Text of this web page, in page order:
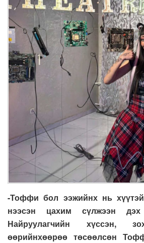
-Тоффи бол ээжийнх нь
нээсэн цахим сүлжээн
Найруулагчийн хүссэн,
өөрийнхөөрөө төсөөлсөн